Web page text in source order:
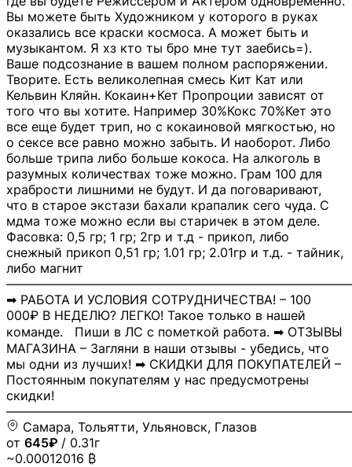
Вы можете быть Художником у которого в руках
оказались все краски космоса. А может быть и
музыкантом. Я хз кто ты бро мне тут заебись=).
Ваше подсознание в вашем полном распоряжении.
Творите. Есть великолепная смесь Кит Кат или
Кельвин Кляйн. Кокаин+Кет Пропроции зависят от
того что вы хотите. Например 30%Кокс 70%Кет это
все еще будет трип, но с кокаиновой мягкостью, но
о сексе все равно можно забыть. И наоборот. Либо
больше трипа либо больше кокоса. На алкоголь в
разумных количествах тоже можно. Грам 100 для
храбрости лишними не будут. И да поговаривают,
что в старое экстази бахали крапалик сего чуда. С
мдма тоже можно если вы старичек в этом деле.
Фасовка: 0,5 гр; 1 гр; 2гр и т.д - прикоп, либо
снежный прикоп 0,51 гр; 1.01 гр; 2.01гр и т.д. - тайник,
либо магнит
➡ РАБОТА И УСЛОВИЯ СОТРУДНИЧЕСТВА! – 100
000₽ В НЕДЕЛЮ? ЛЕГКО! Такое только в нашей
команде. Пиши в ЛС с пометкой работа. ➡ ОТЗЫВЫ
МАГАЗИНА – Загляни в наши отзывы - убедись, что
мы одни из лучших! ➡ СКИДКИ ДЛЯ ПОКУПАТЕЛЕЙ –
Постоянным покупателям у нас предусмотрены
скидки!
Самара, Тольятти, Ульяновск, Глазов
от 645₽ / 0.31г
~0.00012016 ₿